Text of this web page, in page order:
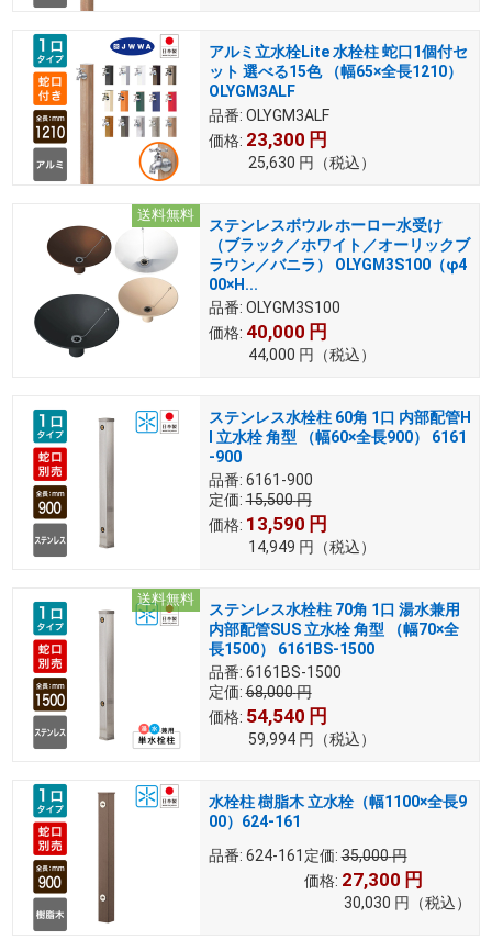
アルミ立水栓Lite 水栓柱 蛇口1個付セ
ット 選べる15色 （幅65×全長1210）
OLYGM3ALF
品番: OLYGM3ALF
価格: 23,300 円
25,630 円 （税込）
送料無料
ステンレスボウル ホーロー水受け
（ブラック／ホワイト／オーリックブ
ラウン／バニラ） OLYGM3S100（φ4
00×H...
品番: OLYGM3S100
価格: 40,000 円
44,000 円 （税込）
ステンレス水栓柱 60角 1口 内部配管H
I 立水栓 角型 （幅60×全長900） 6161
-900
品番: 6161-900
定価: 15,500円
価格: 13,590 円
14,949 円 （税込）
送料無料
ステンレス水栓柱 70角 1口 湯水兼用
内部配管SUS 立水栓 角型 （幅70×全
長1500） 6161BS-1500
品番: 6161BS-1500
定価: 68,000円
価格: 54,540 円
59,994 円 （税込）
水栓柱 樹脂木 立水栓（幅1100×全長9
00）624-161
品番: 624-161 定価: 35,000円
価格: 27,300 円
30,030 円 （税込）